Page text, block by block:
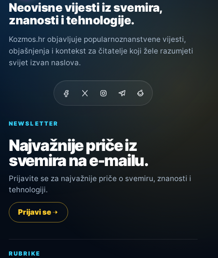
Neovisne vijesti iz svemira,
znanosti i tehnologije.
Kozmos.hr objavljuje popularnoznanstvene vijesti,
objašnjenja i kontekst za čitatelje koji žele razumjeti
svijet izvan naslova.
NEWSLETTER
Najvažnije priče iz
svemira na e-mailu.
Prijavite se za najvažnije priče o svemiru, znanosti i
tehnologiji.
Prijavi se
RUBRIKE